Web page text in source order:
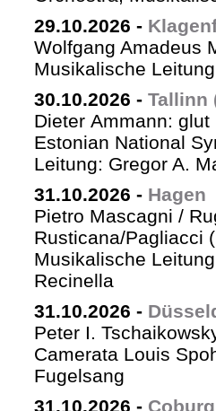
29.10.2026 -
Wolfgang Amadeus
Musikalische
30.10.2026 - Tallinn
Dieter Ammann: glut
Estonian National
Leitung: Gregor A.
31.10.2026 - Hagen
Pietro Mascagni /
Rusticana/Pagliacci
Musikalische
Recinella
31.10.2026 -
Peter I.
Camerata Louis
Fugelsang
31.10.2026 -